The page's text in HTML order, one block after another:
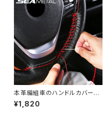
本革編組車のハンドルカバー針
付き プレミアムトップレイヤー
レザーステアリングカバー ユニ
¥1,820